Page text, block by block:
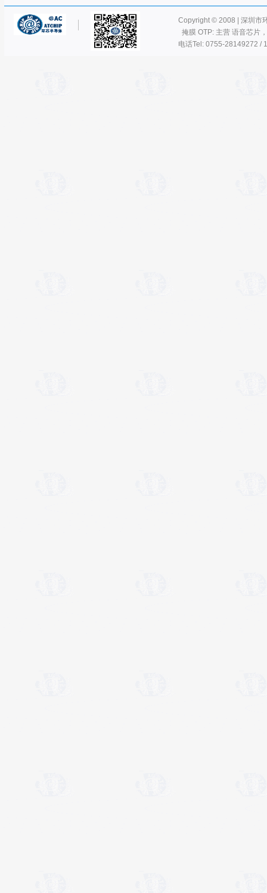
Copyright © 2008 | 深圳市
掩膜 OTP: 主营 语音芯片
电话Tel: 0755-28149272 /